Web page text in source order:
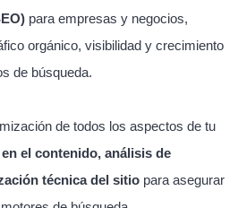
para empresas y negocios,
orgánico, visibilidad y crecimiento
de búsqueda.
de todos los aspectos de tu
el contenido, análisis de
técnica del sitio para asegurar